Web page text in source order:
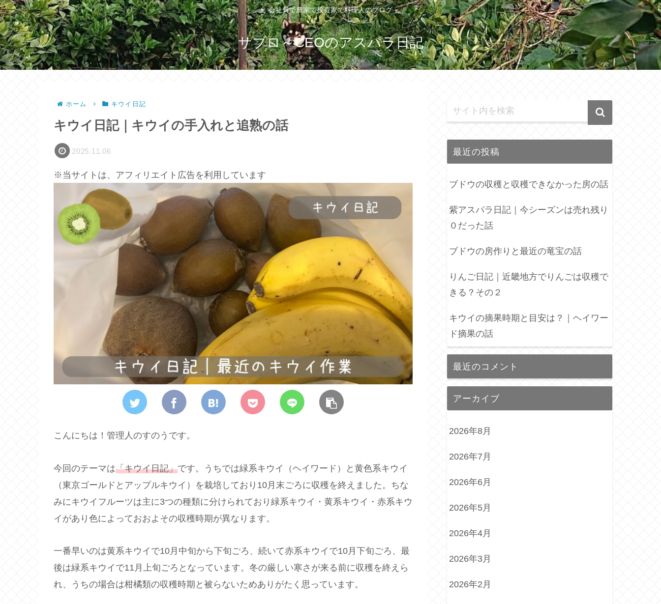
会社員で農家で投資家で料理人のブログ
サブロ～CEOのアスパラ日記
ホーム キウイ日記
キウイ日記｜キウイの手入れと追熟の話
2025.11.06
※当サイトは、アフィリエイト広告を利用しています
こんにちは！管理人のすのうです。
今回のテーマは「キウイ日記」です。うちでは緑系キウイ（ヘイワード）と黄色系キウイ
（東京ゴールドとアップルキウイ）を栽培しており10月末ごろに収穫を終えました。ちな
みにキウイフルーツは主に3つの種類に分けられており緑系キウイ・黄系キウイ・赤系キウ
イがあり色によっておおよその収穫時期が異なります。
一番早いのは黄系キウイで10月中旬から下旬ごろ、続いて赤系キウイで10月下旬ごろ、最
後は緑系キウイで11月上旬ごろとなっています。冬の厳しい寒さが来る前に収穫を終えら
れ、うちの場合は柑橘類の収穫時期と被らないためありがたく思っています。
最近の投稿
ブドウの収穫と収穫できなかった房の話
紫アスパラ日記｜今シーズンは売れ残り
０だった話
ブドウの房作りと最近の竜宝の話
りんご日記｜近畿地方でりんごは収穫で
きる？その２
キウイの摘果時期と目安は？｜ヘイワー
ド摘果の話
最近のコメント
アーカイブ
2026年8月
2026年7月
2026年6月
2026年5月
2026年4月
2026年3月
2026年2月